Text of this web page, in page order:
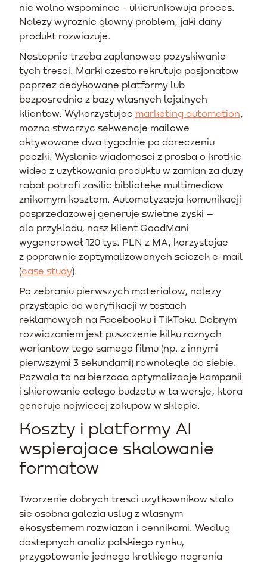
nie wolno wspominac - ukierunkowuja proces.
Nalezy wyroznic glowny problem, jaki dany
produkt rozwiazuje.
Nastepnie trzeba zaplanowac pozyskiwanie
tych tresci. Marki czesto rekrutuja pasjonatow
poprzez dedykowane platformy lub
bezposrednio z bazy wlasnych lojalnych
klientow. Wykorzystujac marketing automation
mozna stworzyc sekwencje mailowe
aktywowane dwa tygodnie po doreczeniu
paczki. Wyslanie wiadomosci z prosba o krotkie
wideo z uzytkowania produktu w zamian za duzy
rabat potrafi zasilic biblioteke multimediow
znikomym kosztem. Automatyzacja komunikacji
posprzedazowej generuje swietne zyski –
dla przykladu, nasz klient GoodMani
wygenerował 120 tys. PLN z MA, korzystajac
z poprawnie zoptymalizowanych sciezek e-mail
(case study).
Po zebraniu pierwszych materialow, nalezy
przystapic do weryfikacji w testach
reklamowych na Facebooku i TikToku. Dobrym
rozwiazaniem jest puszczenie kilku roznych
wariantow tego samego filmu (np. z innymi
pierwszymi 3 sekundami) rownolegle do siebie.
Pozwala to na bierzaca optymalizacje kampanii
i skierowanie calego budzetu w ta wersje, ktora
generuje najwiecej zakupow w sklepie.
Koszty i platformy AI
wspierajace skalowanie
formatow
Tworzenie dobrych tresci uzytkownikow stalo
sie osobna galezia uslug z wlasnym
ekosystemem rozwiazan i cennikami. Wedlug
dostepnych analiz polskiego rynku,
przygotowanie jednego krotkiego nagrania